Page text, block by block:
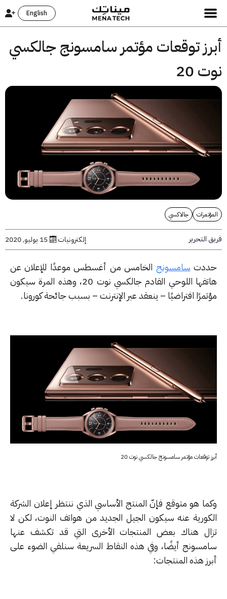
English
توقعات مؤتمر سامسونج جالكسي
20
جالاكسي
إلكترونيات 15 يوليو, 2020
سامسونجالخامس من أغسطس موعدًا للإعلان عن
هاتفها اللوحي القادم جالكسي نوت 20، وهذه المرة سيكون
افتراضيًا – ينعقد عبر الإنترنت – بسبب جائحة كورونا.
توقعات مؤتمر سامسونج جالكسي نوت 20
هو متوقع فإنّ المنتج الأساسي الذي ننتظر إعلان الشركة
عنه سيكون الجيل الجديد من هواتف النوت، لكن لا
هناك بعض المنتجات الأخرى التي قد تكشف عنها
أيضًا، وفي هذه النقاط السريعة سنلقي الضوء على
هذه المنتجات: